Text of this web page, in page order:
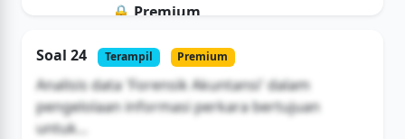
🔒 Premium
Buka Akses
Soal 24 Terampil Premium
Analisis data 'Forensik Akuntansi' dalam
pengelolaan informasi perkara bertujuan
untuk...